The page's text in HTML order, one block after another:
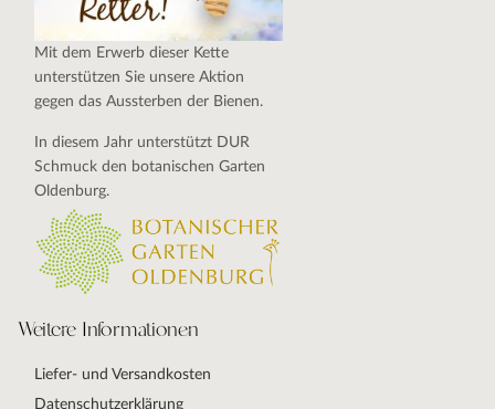
Mit dem Erwerb dieser Kette
unterstützen Sie unsere Aktion
gegen das Aussterben der Bienen.
In diesem Jahr unterstützt DUR
Schmuck den botanischen Garten
Oldenburg.
Weitere Informationen
Liefer- und Versandkosten
Datenschutzerklärung